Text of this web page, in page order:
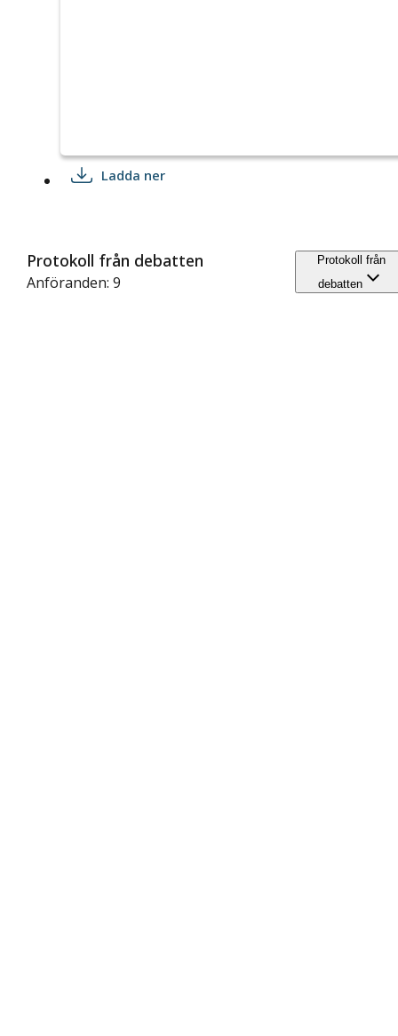
Ladda ner
Protokoll från debatten
Anföranden: 9
Protokoll från
debatten